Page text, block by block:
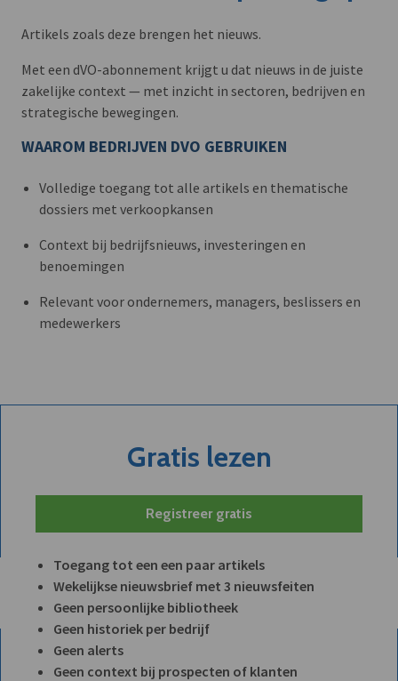
Artikels zoals deze brengen het nieuws.
Met een dVO-abonnement krijgt u dat nieuws in de juiste
zakelijke context — met inzicht in sectoren, bedrijven en
strategische bewegingen.
WAAROM BEDRIJVEN DVO GEBRUIKEN
Volledige toegang tot alle artikels en thematische
dossiers met verkoopkansen
Context bij bedrijfsnieuws, investeringen en
benoemingen
Relevant voor ondernemers, managers, beslissers en
medewerkers
Gratis lezen
Registreer gratis
Toegang tot een een paar artikels
Wekelijkse nieuwsbrief met 3 nieuwsfeiten
Geen persoonlijke bibliotheek
Geen historiek per bedrijf
Geen alerts
Geen context bij prospecten of klanten